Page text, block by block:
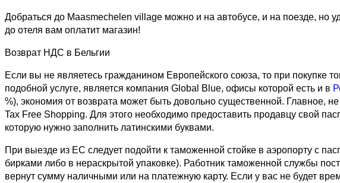
Добраться до Maasmechelen village можно и на автобусе, и на поезде, но
до отеля вам оплатит магазин!
Возврат НДС в Бельгии
Если вы не являетесь гражданином Европейского союза, то при покупке
подобной услуге, является компания Global Blue, офисы которой есть и в
%), экономия от возврата может быть довольно существенной. Главное,
Tax Free Shopping. Для этого необходимо предоставить продавцу свой
которую нужно заполнить латинскими буквами.
При выезде из ЕС следует подойти к таможенной стойке в аэропорту с
бирками либо в нераскрытой упаковке). Работник таможенной службы
вернут сумму наличными или на платежную карту. Если у вас не будет